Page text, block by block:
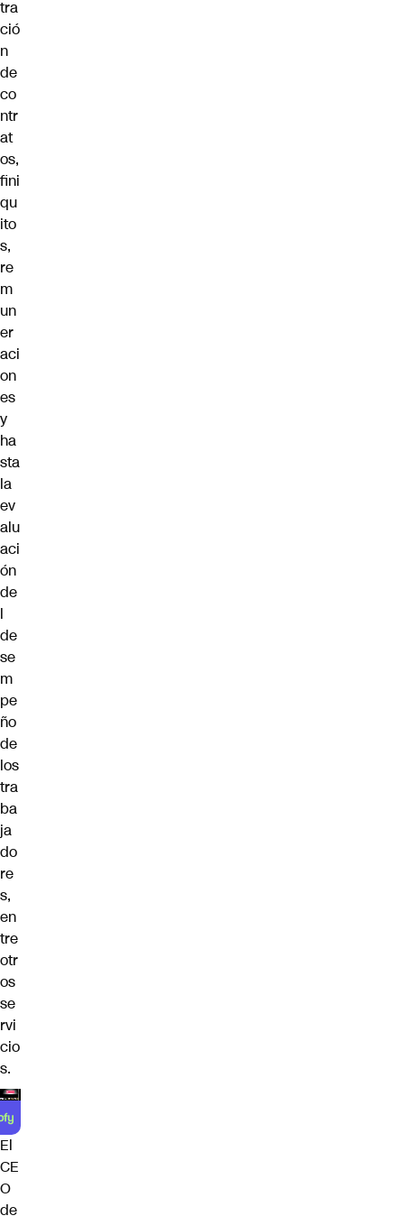
tra
ció
n
de
co
ntr
at
os,
fini
qu
ito
s,
re
m
un
er
aci
on
es
y
ha
sta
la
ev
alu
aci
ón
de
l
de
se
m
pe
ño
de
los
tra
ba
ja
do
re
s,
en
tre
otr
os
se
rvi
cio
s.
El
CE
O
de